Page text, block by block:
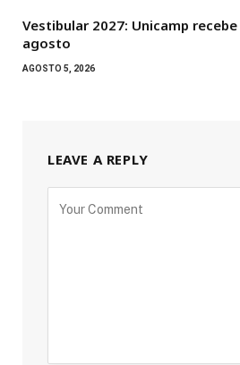
Vestibular 2027: Unicamp
agosto
AGOSTO 5, 2026
LEAVE A REPLY